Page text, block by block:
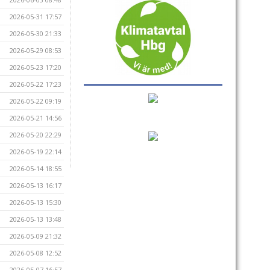
2026-05-31 17:57
2026-05-30 21:33
2026-05-29 08:53
2026-05-23 17:20
2026-05-22 17:23
2026-05-22 09:19
2026-05-21 14:56
2026-05-20 22:29
2026-05-19 22:14
2026-05-14 18:55
2026-05-13 16:17
2026-05-13 15:30
2026-05-13 13:48
2026-05-09 21:32
2026-05-08 12:52